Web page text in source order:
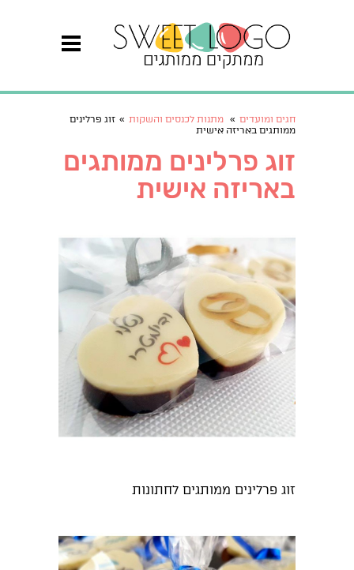
חגים ומועדים » מתנות לכנסים והשקות » זוג פרלינים
ממותגים באריזה אישית
זוג פרלינים ממותגים
באריזה אישית
זוג פרלינים ממותגים לחתונות